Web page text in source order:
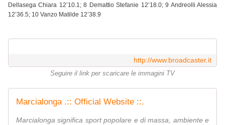
Dellasega Chiara 12’10.1; 8 Demattio Stefanie 12’18.0; 9 Andreolli Alessia
12’36.5; 10 Vanzo Matilde 12’38.9
http://www.broadcaster.it
Seguire il link per scaricare le immagini TV
Marcialonga .:: Official Website ::.
Marcialonga significa sport popolare e di massa, ambiente e